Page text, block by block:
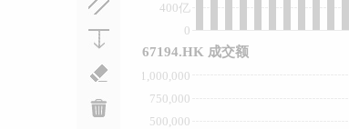
0
400亿
500,000
1,000,000
750,000
67194.HK 成交额